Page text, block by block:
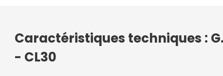
Caractéristiques techniques :
- CL30